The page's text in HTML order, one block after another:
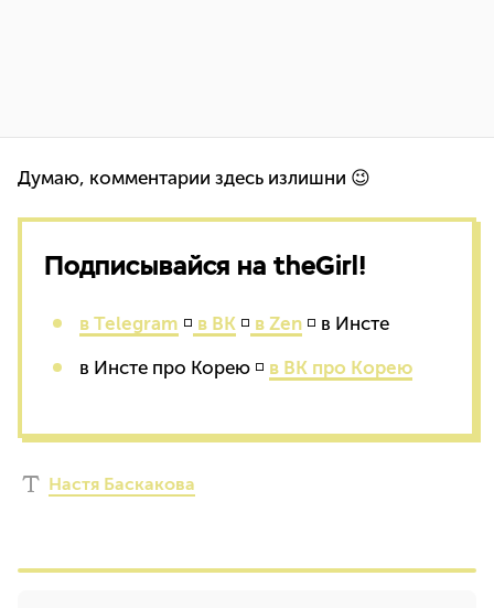
Думаю, комментарии здесь излишни 😉
Подписывайся на theGirl!
в Telegram ◽ в ВК ◽ в Zen ◽ в Инсте
в Инсте про Корею ◽ в ВК про Корею
Настя Баскакова